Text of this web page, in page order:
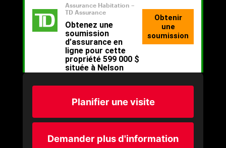
Planifier une visite
Demander plus d'information